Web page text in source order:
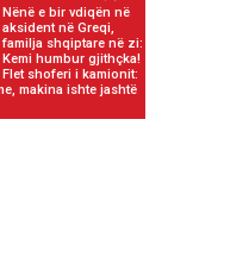
Nënë e bir vdiqën në
aksident në Greqi,
familja shqiptare në zi:
Kemi humbur gjithçka!
Flet shoferi i kamionit:
makina ishte jashtë